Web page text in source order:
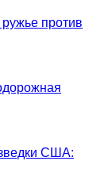
против
США: